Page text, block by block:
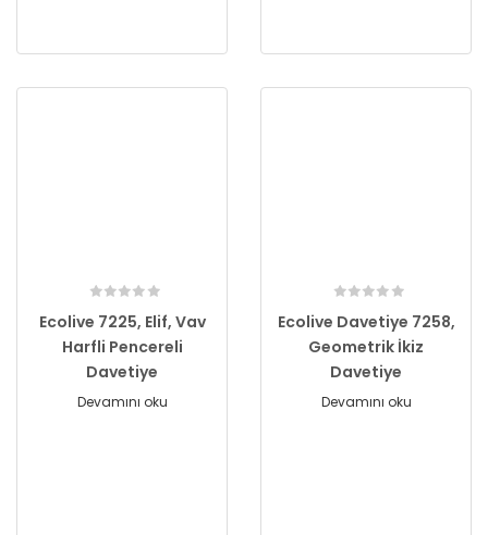
Ecolive 7225, Elif, Vav
Harfli Pencereli
Davetiye
Devamını oku
Ecolive Davetiye 7258,
Geometrik İkiz
Davetiye
Devamını oku